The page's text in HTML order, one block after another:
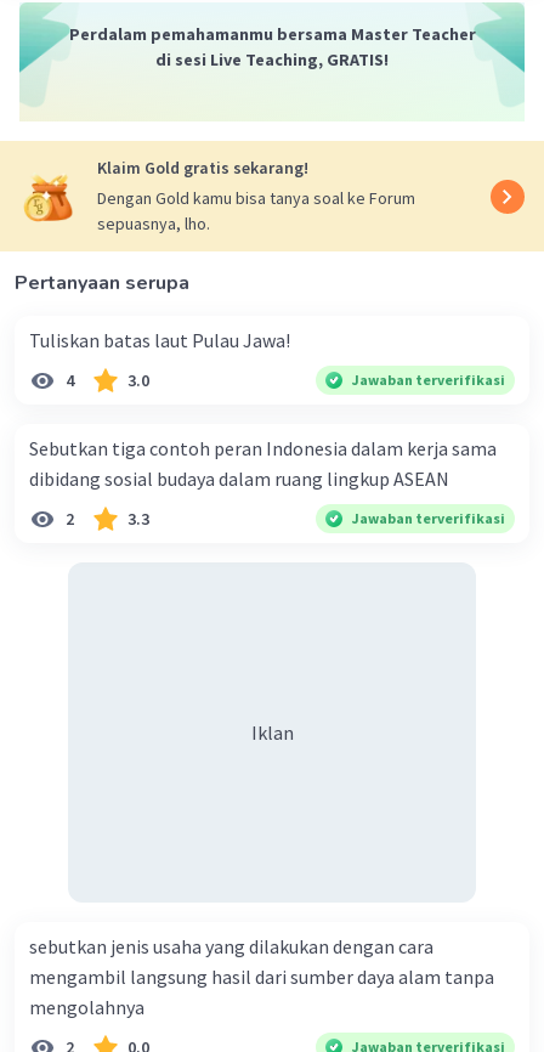
Perdalam pemahamanmu bersama Master Teacher
di sesi Live Teaching, GRATIS!
Klaim Gold gratis sekarang!
Dengan Gold kamu bisa tanya soal ke Forum
sepuasnya, lho.
Pertanyaan serupa
Tuliskan batas laut Pulau Jawa!
4 3.0 Jawaban terverifikasi
Sebutkan tiga contoh peran Indonesia dalam kerja sama
dibidang sosial budaya dalam ruang lingkup ASEAN
2 3.3 Jawaban terverifikasi
Iklan
sebutkan jenis usaha yang dilakukan dengan cara
mengambil langsung hasil dari sumber daya alam tanpa
mengolahnya
2 0.0 Jawaban terverifikasi